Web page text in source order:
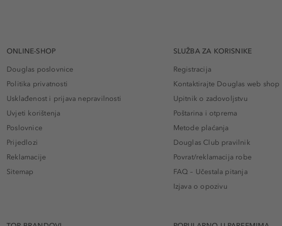
ONLINE-SHOP
Douglas poslovnice
Politika privatnosti
Usklađenost i prijava nepravilnosti
Uvjeti korištenja
Poslovnice
Prijedlozi
Reklamacije
Sitemap
SLUŽBA ZA KORISNIKE
Registracija
Kontaktirajte Douglas web shop
Upitnik o zadovoljstvu
Poštarina i otprema
Metode plaćanja
Douglas Club pravilnik
Povrat/reklamacija robe
FAQ – Učestala pitanja
Izjava o opozivu